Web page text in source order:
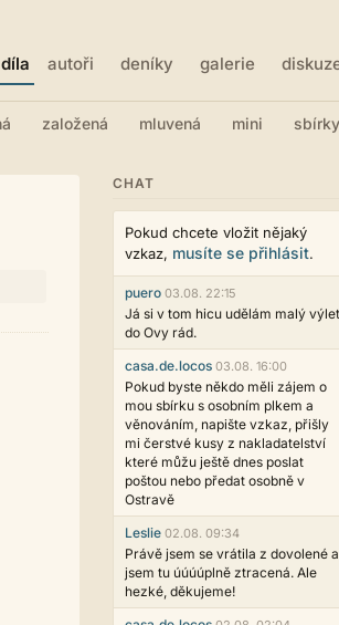
díla autoři deníky galerie
založená mluvená mini sbírky
CHAT
Pokud chcete vložit nějaký
vzkaz, musíte se přihlásit.
puero 03.08. 22:15
Já si v tom hicu udělám malý výlet
do Ovy rád.
casa.de.locos 03.08. 16:00
Pokud byste někdo měli zájem o
mou sbírku s osobním plkem a
věnováním, napište vzkaz, přišly
mi čerstvé kusy z nakladatelství
které můžu ještě dnes poslat
poštou nebo předat osobně v
Ostravě
Leslie 02.08. 09:34
Právě jsem se vrátila z dovolené a
jsem tu úúúúplně ztracená. Ale
hezké, děkujeme!